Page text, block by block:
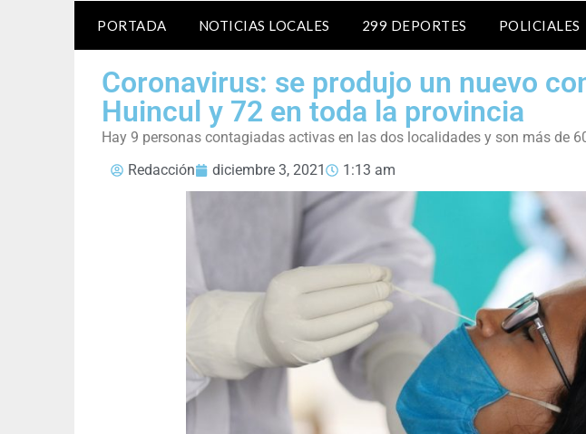
PORTADA NOTICIAS LOCALES 299 DEPORTES POLICIALES
Coronavirus: se produjo un nuevo
Huincul y 72 en toda la provincia
Hay 9 personas contagiadas activas en las dos localidades y son más de
Redacción
diciembre 3, 2021 1:13 am